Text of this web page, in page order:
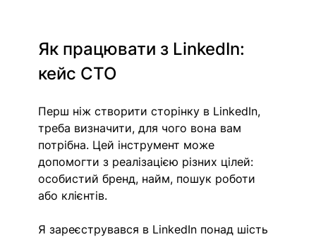
Як працювати з LinkedIn:
кейс CTO
Перш ніж створити сторінку в LinkedIn,
треба визначити, для чого вона вам
потрібна. Цей інструмент може
допомогти з реалізацією різних цілей:
особистий бренд, найм, пошук роботи
або клієнтів.
Я зареєструвався в LinkedIn понад шість